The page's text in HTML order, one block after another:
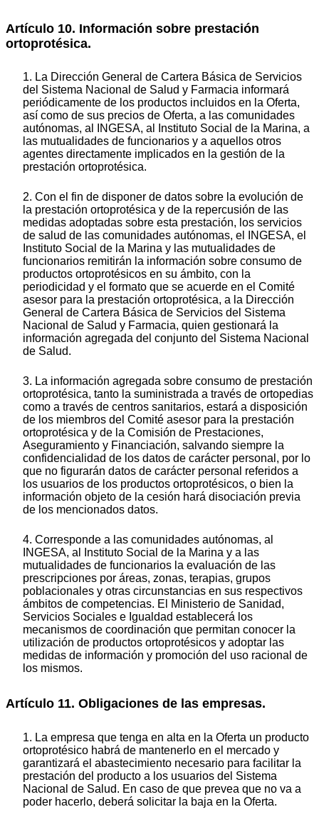
Artículo 10. Información sobre prestación
ortoprotésica.
1. La Dirección General de Cartera Básica de Servicios
del Sistema Nacional de Salud y Farmacia informará
periódicamente de los productos incluidos en la Oferta,
así como de sus precios de Oferta, a las comunidades
autónomas, al INGESA, al Instituto Social de la Marina, a
las mutualidades de funcionarios y a aquellos otros
agentes directamente implicados en la gestión de la
prestación ortoprotésica.
2. Con el fin de disponer de datos sobre la evolución de
la prestación ortoprotésica y de la repercusión de las
medidas adoptadas sobre esta prestación, los servicios
de salud de las comunidades autónomas, el INGESA, el
Instituto Social de la Marina y las mutualidades de
funcionarios remitirán la información sobre consumo de
productos ortoprotésicos en su ámbito, con la
periodicidad y el formato que se acuerde en el Comité
asesor para la prestación ortoprotésica, a la Dirección
General de Cartera Básica de Servicios del Sistema
Nacional de Salud y Farmacia, quien gestionará la
información agregada del conjunto del Sistema Nacional
de Salud.
3. La información agregada sobre consumo de prestación
ortoprotésica, tanto la suministrada a través de ortopedias
como a través de centros sanitarios, estará a disposición
de los miembros del Comité asesor para la prestación
ortoprotésica y de la Comisión de Prestaciones,
Aseguramiento y Financiación, salvando siempre la
confidencialidad de los datos de carácter personal, por lo
que no figurarán datos de carácter personal referidos a
los usuarios de los productos ortoprotésicos, o bien la
información objeto de la cesión hará disociación previa
de los mencionados datos.
4. Corresponde a las comunidades autónomas, al
INGESA, al Instituto Social de la Marina y a las
mutualidades de funcionarios la evaluación de las
prescripciones por áreas, zonas, terapias, grupos
poblacionales y otras circunstancias en sus respectivos
ámbitos de competencias. El Ministerio de Sanidad,
Servicios Sociales e Igualdad establecerá los
mecanismos de coordinación que permitan conocer la
utilización de productos ortoprotésicos y adoptar las
medidas de información y promoción del uso racional de
los mismos.
Artículo 11. Obligaciones de las empresas.
1. La empresa que tenga en alta en la Oferta un producto
ortoprotésico habrá de mantenerlo en el mercado y
garantizará el abastecimiento necesario para facilitar la
prestación del producto a los usuarios del Sistema
Nacional de Salud. En caso de que prevea que no va a
poder hacerlo, deberá solicitar la baja en la Oferta.